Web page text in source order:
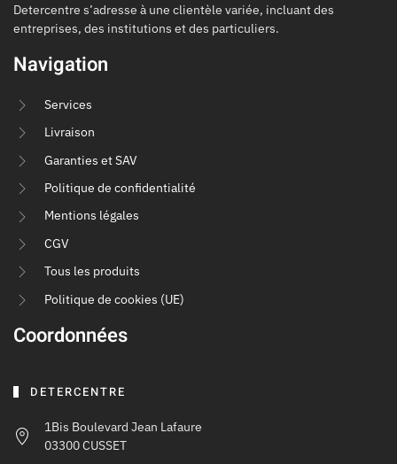
Detercentre s’adresse à une clientèle variée, incluant des
entreprises, des institutions et des particuliers.
Navigation
Services
Livraison
Garanties et SAV
Politique de confidentialité
Mentions légales
CGV
Tous les produits
Politique de cookies (UE)
Coordonnées
DETERCENTRE
1Bis Boulevard Jean Lafaure
03300 CUSSET